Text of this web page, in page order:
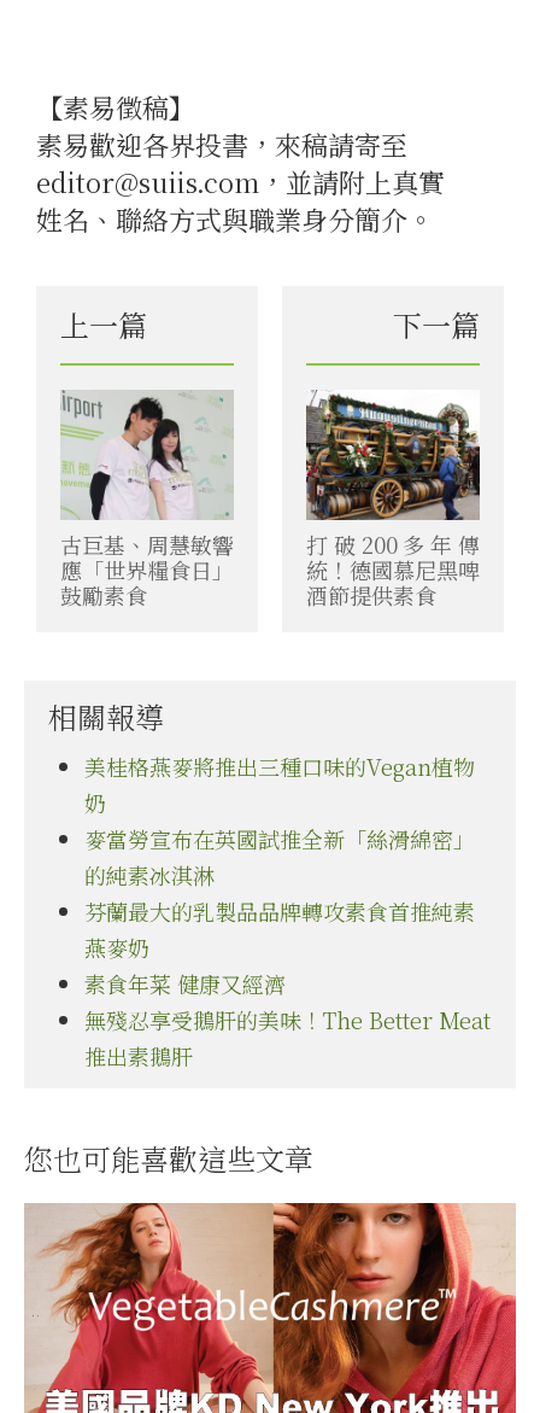
【素易徵稿】
素易歡迎各界投書，來稿請寄至
editor@suiis.com，並請附上真實
姓名、聯絡方式與職業身分簡介。
上一篇
古巨基、周慧敏響
應「世界糧食日」
鼓勵素食
下一篇
打破200多年傳
統！德國慕尼黑啤
酒節提供素食
相關報導
美桂格燕麥將推出三種口味的Vegan植物
奶
麥當勞宣布在英國試推全新「絲滑綿密」
的純素冰淇淋
芬蘭最大的乳製品品牌轉攻素食首推純素
燕麥奶
素食年菜 健康又經濟
無殘忍享受鵝肝的美味！The Better Meat
推出素鵝肝
您也可能喜歡這些文章